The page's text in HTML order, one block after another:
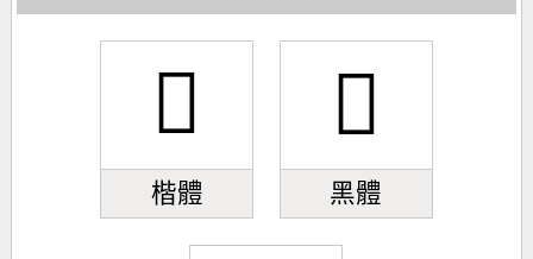
𦅺
楷體
𦅺
黑體